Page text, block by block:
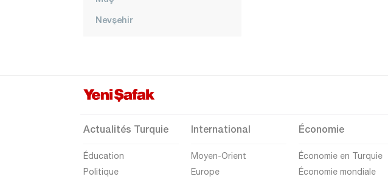
Nevşehir
Sakarya
Şanlıurfa
Actualités Turquie
Éducation
Politique
International
Moyen-Orient
Europe
Économie
Économie en Turquie
Économie mondiale